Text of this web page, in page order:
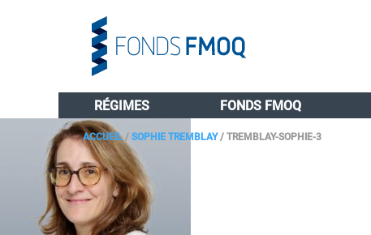
RÉGIMES FONDS FMOQ
ACCUEIL/SOPHIE TREMBLAY/TREMBLAY-SOPHIE-3